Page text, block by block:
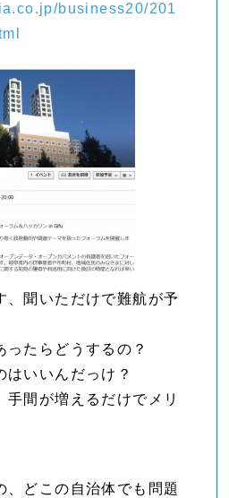
business20/201
、聞いただけで難航が予
ったらどうするの？
はいいんだっけ？
手間が増えるだけでメリ
、どこの自治体でも問題